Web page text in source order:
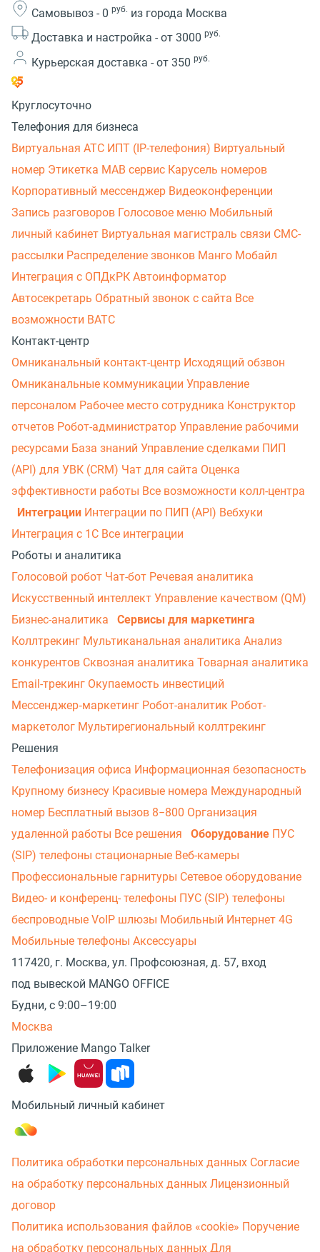
Самовывоз - 0 руб. из города Москва
Доставка и настройка - от 3000 руб.
Курьерская доставка - от 350 руб.
Круглосуточно
Телефония для бизнеса
Виртуальная АТС ИПТ (IP-телефония) Виртуальный
номер Этикетка МАВ сервис Карусель номеров
Корпоративный мессенджер Видеоконференции
Запись разговоров Голосовое меню Мобильный
личный кабинет Виртуальная магистраль связи СМС-
рассылки Распределение звонков Манго Мобайл
Интеграция с ОПДкРК Автоинформатор
Автосекретарь Обратный звонок с сайта Все
возможности ВАТС
Контакт-центр
Омниканальный контакт-центр Исходящий обзвон
Омниканальные коммуникации Управление
персоналом Рабочее место сотрудника Конструктор
отчетов Робот-администратор Управление рабочими
ресурсами База знаний Управление сделками ПИП
(API) для УВК (CRM) Чат для сайта Оценка
эффективности работы Все возможности колл-центра
Интеграции Интеграции по ПИП (API) Вебхуки
Интеграция с 1С Все интеграции
Роботы и аналитика
Голосовой робот Чат-бот Речевая аналитика
Искусственный интеллект Управление качеством (QM)
Бизнес-аналитика
Сервисы для маркетинга
Коллтрекинг Мультиканальная аналитика Анализ
конкурентов Сквозная аналитика Товарная аналитика
Email-трекинг Окупаемость инвестиций
Мессенджер‑маркетинг Робот-аналитик Робот-
маркетолог Мультирегиональный коллтрекинг
Решения
Телефонизация офиса Информационная безопасность
Крупному бизнесу Красивые номера Международный
номер Бесплатный вызов 8−800 Организация
удаленной работы Все решения Оборудование ПУС
(SIP) телефоны стационарные Веб-камеры
Профессиональные гарнитуры Сетевое оборудование
Видео- и конференц- телефоны ПУС (SIP) телефоны
беспроводные VoIP шлюзы Мобильный Интернет 4G
Мобильные телефоны Аксессуары
117420, г. Москва, ул. Профсоюзная, д. 57, вход
под вывеской MANGO OFFICE
Будни, с 9:00–19:00
Москва
Приложение Mango Talker
Мобильный личный кабинет
Политика обработки персональных данных Согласие
на обработку персональных данных Лицензионный
договор
Политика использования файлов «cookie» Поручение
на обработку персональных данных Для